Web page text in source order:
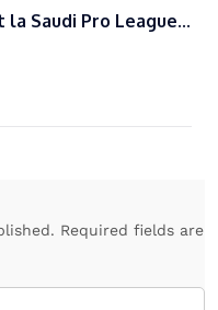
Saudi Pro League...
Required fields are